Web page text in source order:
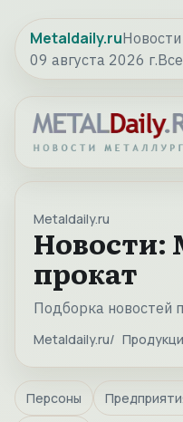
Metaldaily.ru
09 августа 2026 г.
Metaldaily.ru
Новости:
прокат
Подборка новостей
Metaldaily.ru
Персоны